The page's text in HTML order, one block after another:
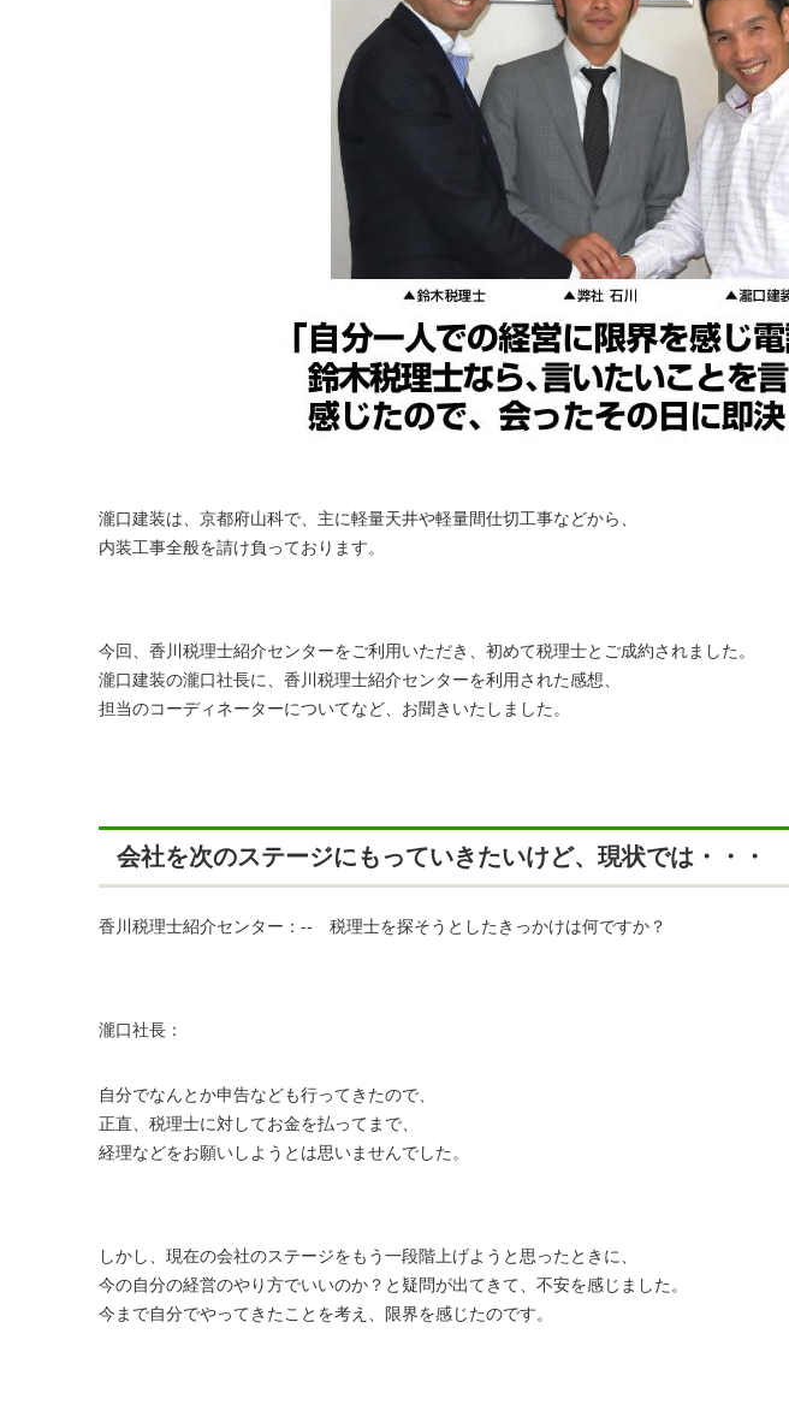
瀧口建装は、京都府山科で、主に軽量天井や軽量間仕切工事などから、
内装工事全般を請け負っております。
今回、香川税理士紹介センターをご利用いただき、初めて税理士とご成約されました。
瀧口建装の瀧口社長に、香川税理士紹介センターを利用された感想、
担当のコーディネーターについてなど、お聞きいたしました。
会社を次のステージにもっていきたいけど、現状では・・・
香川税理士紹介センター：-- 税理士を探そうとしたきっかけは何ですか？
瀧口社長：
自分でなんとか申告なども行ってきたので、
正直、税理士に対してお金を払ってまで、
経理などをお願いしようとは思いませんでした。
しかし、現在の会社のステージをもう一段階上げようと思ったときに、
今の自分の経営のやり方でいいのか？と疑問が出てきて、不安を感じました。
今まで自分でやってきたことを考え、限界を感じたのです。